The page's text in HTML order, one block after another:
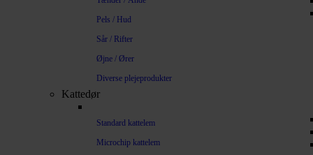
Pels / Hud
Sår / Rifter
Øjne / Ører
Diverse plejeprodukter
Kattedør
Standard kattelem
Microchip kattelem